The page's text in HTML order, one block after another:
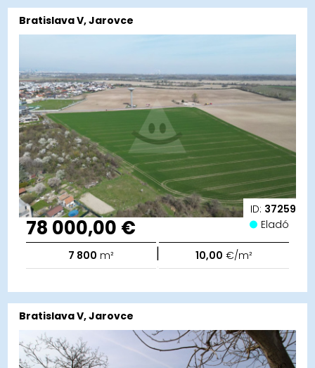
ID: 37259
Bratislava V, Jarovce
78 000,00 € Eladó
7 800 m² | 10,00 €/m²
Bratislava V, Jarovce